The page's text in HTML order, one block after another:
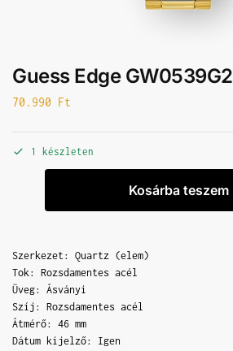
Guess Edge GW0539G2
70.990 Ft
1 készleten
Kosárba teszem
Szerkezet: Quartz (elem)
Tok: Rozsdamentes acél
Üveg: Ásványi
Szíj: Rozsdamentes acél
Átmérő: 46 mm
Dátum kijelző: Igen